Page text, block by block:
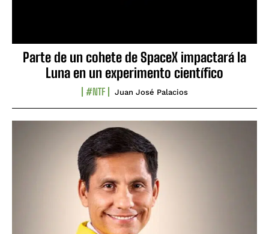
Parte de un cohete de SpaceX impactará la
Luna en un experimento científico
#NTF Juan José Palacios